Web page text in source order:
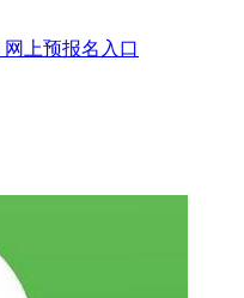
网上预报名入口